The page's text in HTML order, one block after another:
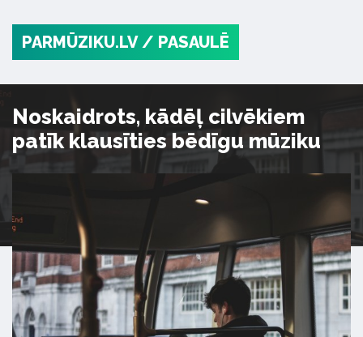
PARMŪZIKU.LV / PASAULĒ
Noskaidrots, kādēļ cilvēkiem
patīk klausīties bēdīgu mūziku